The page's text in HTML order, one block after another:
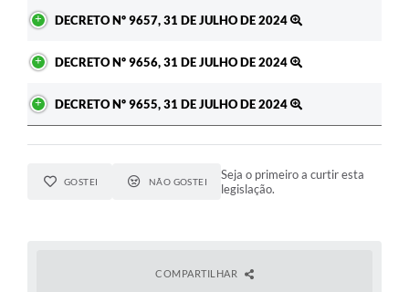
DECRETO Nº 9657, 31 DE JULHO DE 2024
DECRETO Nº 9656, 31 DE JULHO DE 2024
DECRETO Nº 9655, 31 DE JULHO DE 2024
GOSTEI NÃO GOSTEI
Seja o primeiro a curtir esta
legislação.
COMPARTILHAR